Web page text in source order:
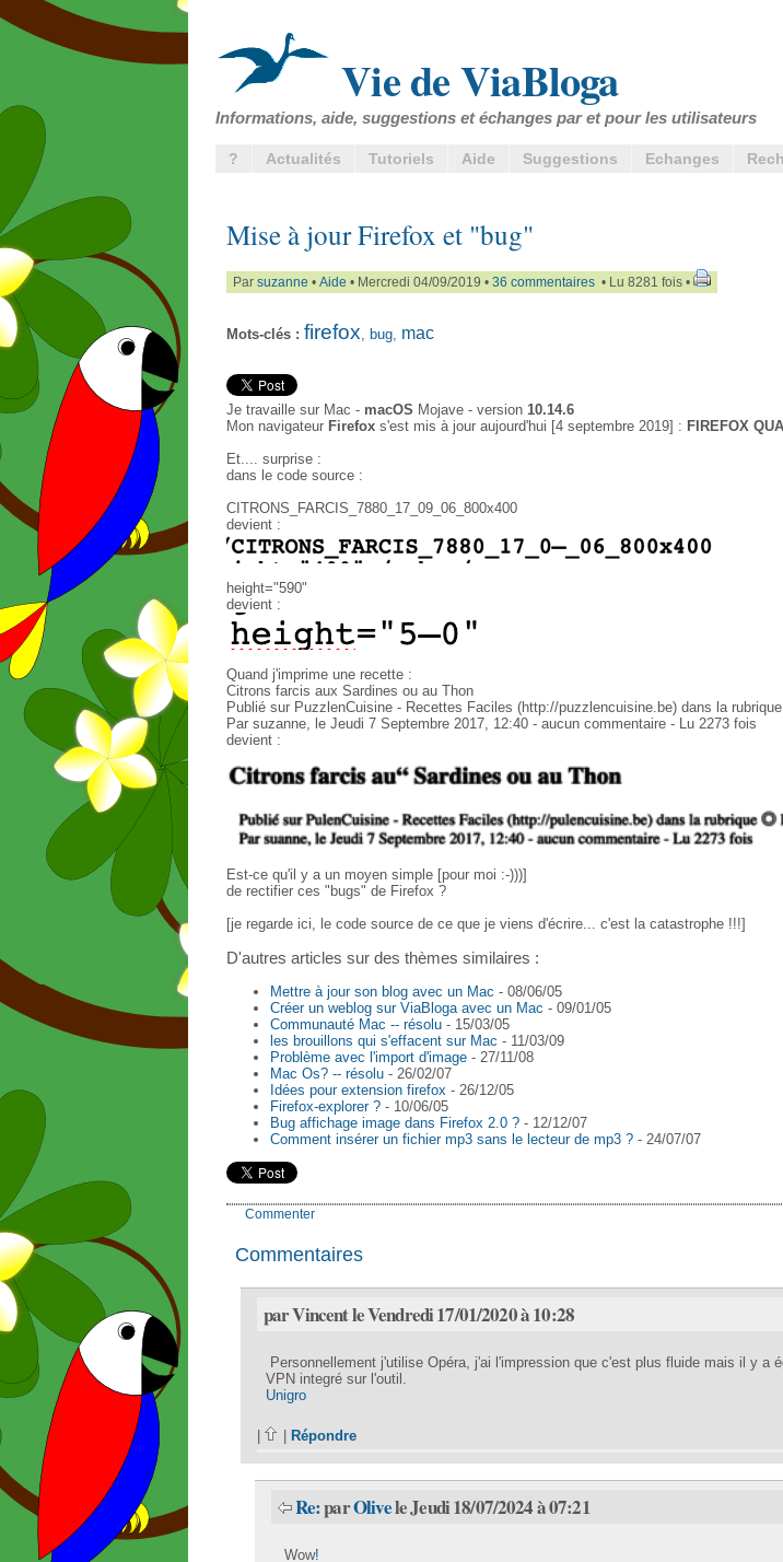
Vie de ViaBloga
Informations, aide, suggestions et échanges par et pour les utilisateurs
? Actualités Tutoriels Aide Suggestions Echanges
Mise à jour Firefox et "bug"
Par suzanne • Aide • Mercredi 04/09/2019 • 36 commentaires • Lu 8281 fois •
Mots-clés : firefox bug mac
Je travaille sur Mac - macOS Mojave - version 10.14.6
Mon navigateur Firefox s'est mis à jour aujourd'hui [4 septembre 2019] : FIREFOX
Et.... surprise :
dans le code source :
CITRONS_FARCIS_7880_17_09_06_800x400
devient :
height="590"
devient :
Quand j'imprime une recette :
Citrons farcis aux Sardines ou au Thon
Publié sur PuzzlenCuisine - Recettes Faciles (http://puzzlencuisine.be) dans la
Par suzanne, le Jeudi 7 Septembre 2017, 12:40 - aucun commentaire - Lu 2273 fois
devient :
Est-ce qu'il y a un moyen simple [pour moi :-)))]
de rectifier ces "bugs" de Firefox ?
[je regarde ici, le code source de ce que je viens d'écrire... c'est la catastrophe !!!]
D'autres articles sur des thèmes similaires :
Mettre à jour son blog avec un Mac - 08/06/05
Créer un weblog sur ViaBloga avec un Mac - 09/01/05
Communauté Mac -- résolu - 15/03/05
les brouillons qui s'effacent sur Mac - 11/03/09
Problème avec l'import d'image - 27/11/08
Mac Os? -- résolu - 26/02/07
Idées pour extension firefox - 26/12/05
Firefox-explorer ? - 10/06/05
Bug affichage image dans Firefox 2.0 ? - 12/12/07
Comment insérer un fichier mp3 sans le lecteur de mp3 ? - 24/07/07
Commenter
Commentaires
par Vincent le Vendredi 17/01/2020 à 10:28
Personnellement j'utilise Opéra, j'ai l'impression que c'est plus fluide mais il y a
VPN integré sur l'outil.
Unigro
Répondre
Re:parOlivele Jeudi 18/07/2024 à 07:21
Wow!